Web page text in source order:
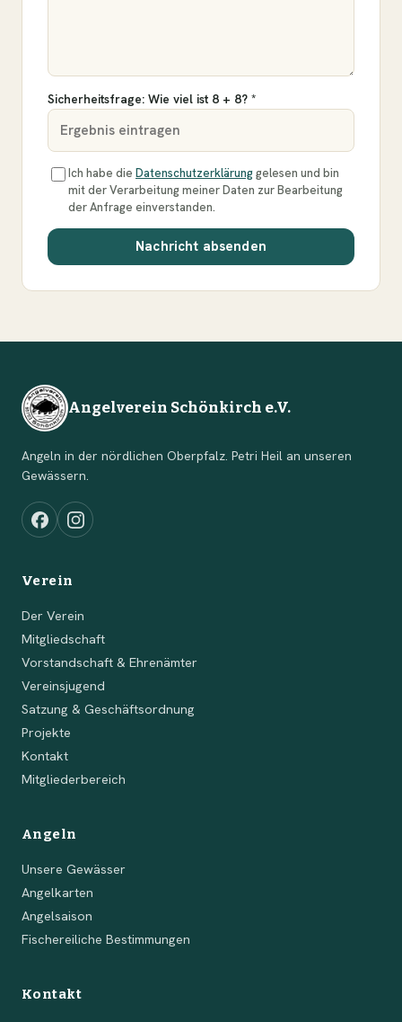
Sicherheitsfrage: Wie viel ist 8 + 8? *
Ich habe die Datenschutzerklärunggelesen und bin
mit der Verarbeitung meiner Daten zur Bearbeitung
der Anfrage einverstanden.
Nachricht absenden
Angelverein Schönkirch e.V.
Angeln in der nördlichen Oberpfalz. Petri Heil an unseren
Gewässern.
Verein
Der Verein
Mitgliedschaft
Vorstandschaft & Ehrenämter
Vereinsjugend
Satzung & Geschäftsordnung
Projekte
Kontakt
Mitgliederbereich
Angeln
Unsere Gewässer
Angelkarten
Angelsaison
Fischereiliche Bestimmungen
Kontakt